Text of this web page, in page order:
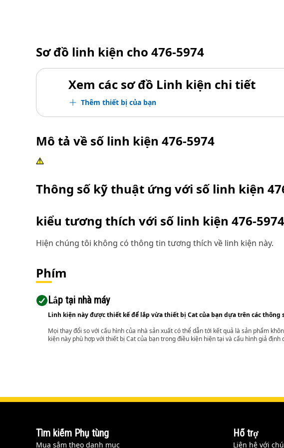
Sơ đồ linh kiện cho 476-5974
Xem các sơ đồ Linh kiện chi tiết
Thêm thiết bị của bạn
Mô tả về số linh kiện 476-5974
Thông số kỹ thuật ứng với số linh kiện
kiểu tương thích với số linh kiện 476-5974
Hiện chúng tôi không có thông tin tương thích về linh kiện này.
Phím
Lắp tại nhà máy
Linh kiện này được thiết kế để lắp vừa thiết bị Cat của bạn dựa trên các thông
Mọi thay đổi so với cấu hình của nhà sản xuất có thể dẫn tới kết quả là sản phẩm
kiện này phù hợp với thiết bị Cat của bạn trong điều kiện hiện tại và cấu hình giả
Tìm kiếm Phụ tùng
Mua sắm theo danh mục
Hỗ trợ
Liên hệ với